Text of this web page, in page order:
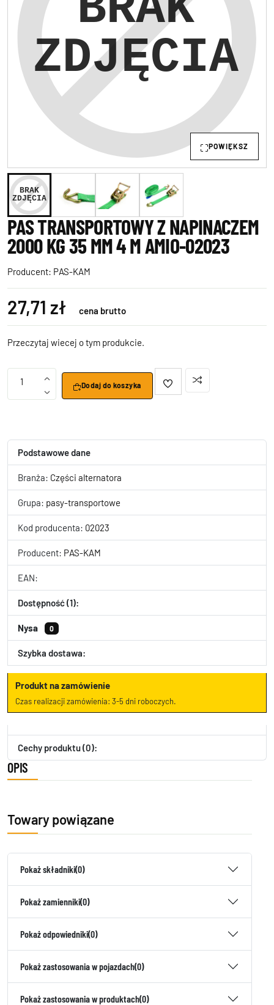
POWIĘKSZ
PAS TRANSPORTOWY Z NAPINACZEM
2000 KG 35 MM 4 M AMIO-02023
Producent: PAS-KAM
27,71 zł cena brutto
Przeczytaj wiecej o tym produkcie.
1 Dodaj do koszyka
Podstawowe dane
Branża: Części alternatora
Grupa: pasy-transportowe
Kod producenta: 02023
Producent: PAS-KAM
EAN:
Dostępność (1):
Nysa 0
Szybka dostawa:
Produkt na zamówienie
Czas realizacji zamówienia: 3-5 dni roboczych.
Cechy produktu (0):
OPIS
Towary powiązane
Pokaż składniki(0)
Pokaż zamienniki(0)
Pokaż odpowiedniki(0)
Pokaż zastosowania w pojazdach(0)
Pokaż zastosowania w produktach(0)